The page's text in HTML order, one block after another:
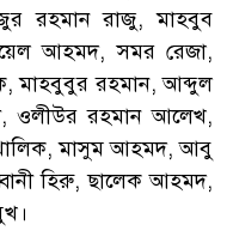
রহমান রাজু, মাহবুব
আহমদ, সমর রেজা,
মাহবুবুর রহমান, আব্দুল
ওলীউর রহমান আলেখ,
মাসুম আহমদ, আবু
হিরু, ছালেক আহমদ,